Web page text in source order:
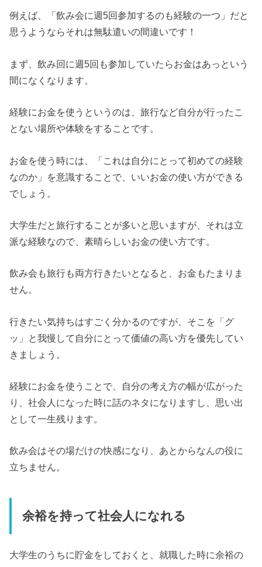
例えば、「飲み会に週5回参加するのも経験の一つ」だと
思うようならそれは無駄遣いの間違いです！
まず、飲み回に週5回も参加していたらお金はあっという
間になくなります。
経験にお金を使うというのは、旅行など自分が行ったこ
とない場所や体験をすることです。
お金を使う時には、「これは自分にとって初めての経験
なのか」を意識することで、いいお金の使い方ができる
でしょう。
大学生だと旅行することが多いと思いますが、それは立
派な経験なので、素晴らしいお金の使い方です。
飲み会も旅行も両方行きたいとなると、お金もたまりま
せん。
行きたい気持ちはすごく分かるのですが、そこを「グ
ッ」と我慢して自分にとって価値の高い方を優先してい
きましょう。
経験にお金を使うことで、自分の考え方の幅が広がった
り、社会人になった時に話のネタになりますし、思い出
として一生残ります。
飲み会はその場だけの快感になり、あとからなんの役に
立ちません。
余裕を持って社会人になれる
大学生のうちに貯金をしておくと、就職した時に余裕の